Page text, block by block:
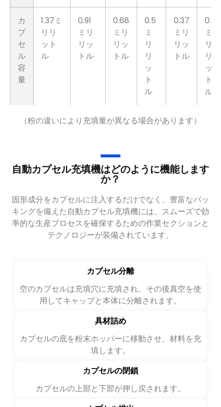
カ
プ
セ
ル
容
1.37ミ
リリ
ット
0.91
ミリ
リッ
0.68
ミリ
リッ
0.5
ミ
リ
リ
ッ
ト
0.37
ミリ
リッ
0.3
ミ
リ
リ
ッ
ト
（粉の違いにより充填量が異なる場合があります）
自動カプセル充填機はどのように機能します
か？
固形成分をカプセルに注入するだけでなく、豊富なパッ
キングを備えた自動カプセル充填機には、スムーズで効
率的な生産プロセスを確保するための作業セクションと
テクノロジーが装備されています。
カプセル分離
空のカプセルは充填穴に充填され、その後真空を使
用してキャップと本体に分離されます。
具材詰め
カプセルの底を粉末ホッパーに移動させ、材料を充
填します。
カプセルの閉鎖
カプセルの上部と下部が押し戻されます。